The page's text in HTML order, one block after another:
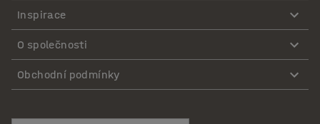
Inspirace
O společnosti
Obchodní podmínky